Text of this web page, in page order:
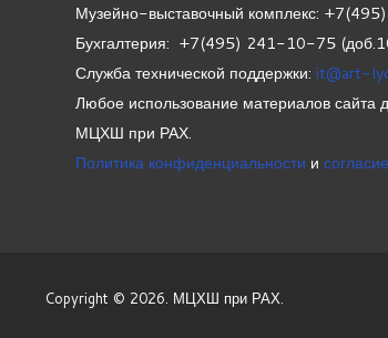
Музейно-выставочный комплекс:
Бухгалтерия: +7(495) 241-10-75
Служба технической поддержки: it@art-
Любое использование материалов сайта
МЦХШ при РАХ.
Политика конфиденциальности и
Copyright © 2026. МЦХШ при РАХ.